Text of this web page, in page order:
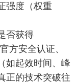
强度（权重
否获得
方安全认证、
如起效时间、峰
正的技术突破往